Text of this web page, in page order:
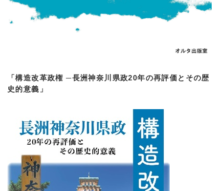
「構造改革政権 ─長洲神奈川県政20年の再評価とその歴
史的意義」